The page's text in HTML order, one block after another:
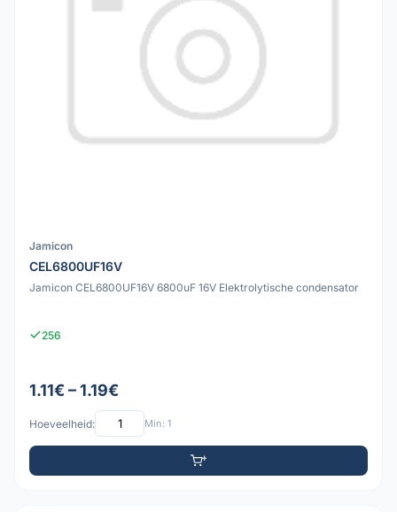
Jamicon
CEL6800UF16V
Jamicon CEL6800UF16V 6800uF 16V Elektrolytische condensator
256
1.11€ – 1.19€
Hoeveelheid: Min: 1